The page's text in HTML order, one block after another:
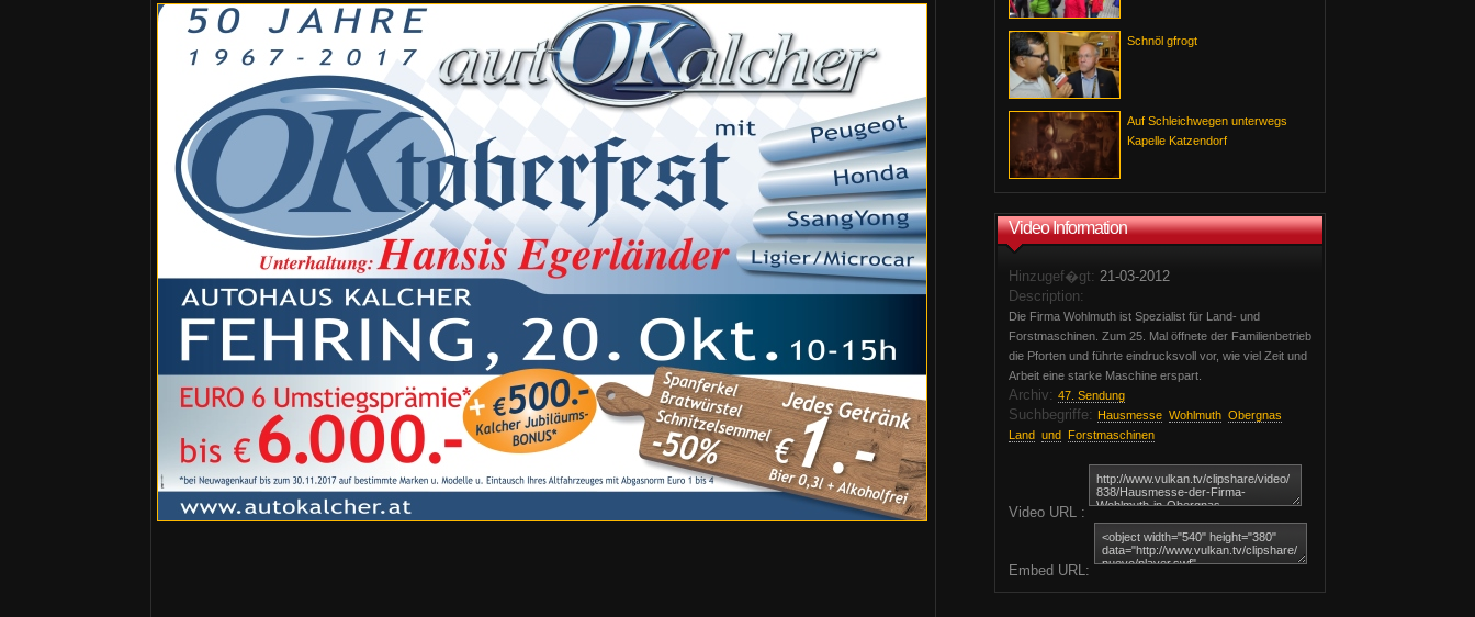
Schnöl gfrogt
Auf Schleichwegen unterwegs
Kapelle Katzendorf
Video Information
Hinzugef�gt: 21-03-2012
Description:
Die Firma Wohlmuth ist Spezialist für Land- und
Forstmaschinen. Zum 25. Mal öffnete der Familienbetrieb
die Pforten und führte eindrucksvoll vor, wie viel Zeit und
Arbeit eine starke Maschine erspart.
Archiv: 47. Sendung
Suchbegriffe: Hausmesse Wohlmuth Obergnas
Land und Forstmaschinen
Video URL :
Embed URL: